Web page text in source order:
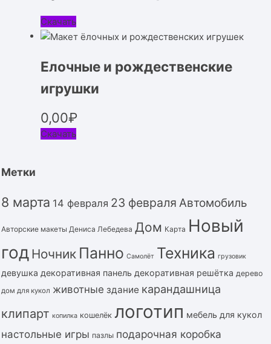
Скачать
Елочные и рождественские
игрушки
0,00₽
Скачать
Метки
8 марта 14 февраля 23 февраля Автомобиль
Авторские макеты Дениса Лебедева Дом Карта Новый
год Ночник Панно Самолёт Техника грузовик
девушка декоративная панель декоративная решётка дерево
дом для кукол животные здание карандашница
клипарт копилка кошелёк логотип мебель для кукол
настольные игры пазлы подарочная коробка